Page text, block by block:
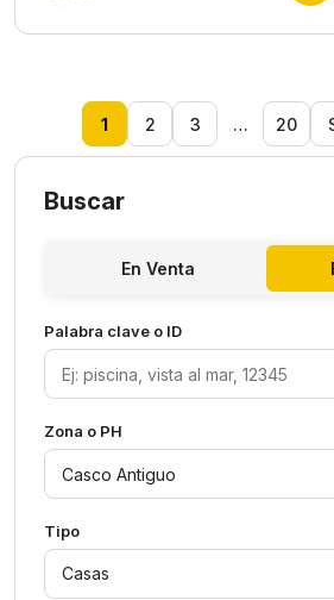
1 2 3 … 20
Buscar
En Venta
Palabra clave o ID
Zona o PH
Tipo
Casas